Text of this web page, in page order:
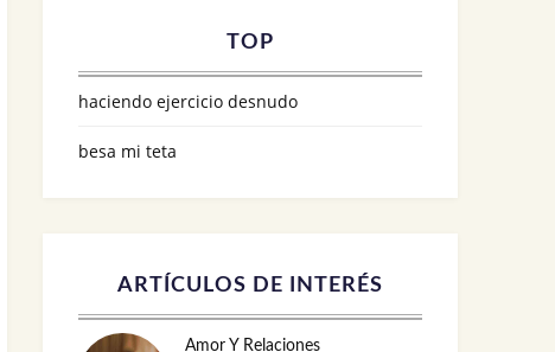
TOP
haciendo ejercicio desnudo
besa mi teta
ARTÍCULOS DE INTERÉS
Amor Y Relaciones